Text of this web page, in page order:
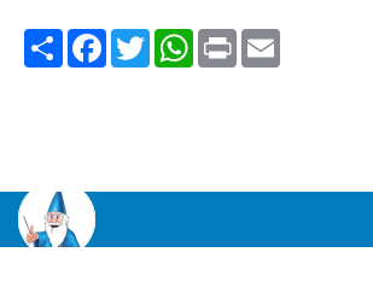
ShareFacebook
TwitterWhatsApp
PrintEmail